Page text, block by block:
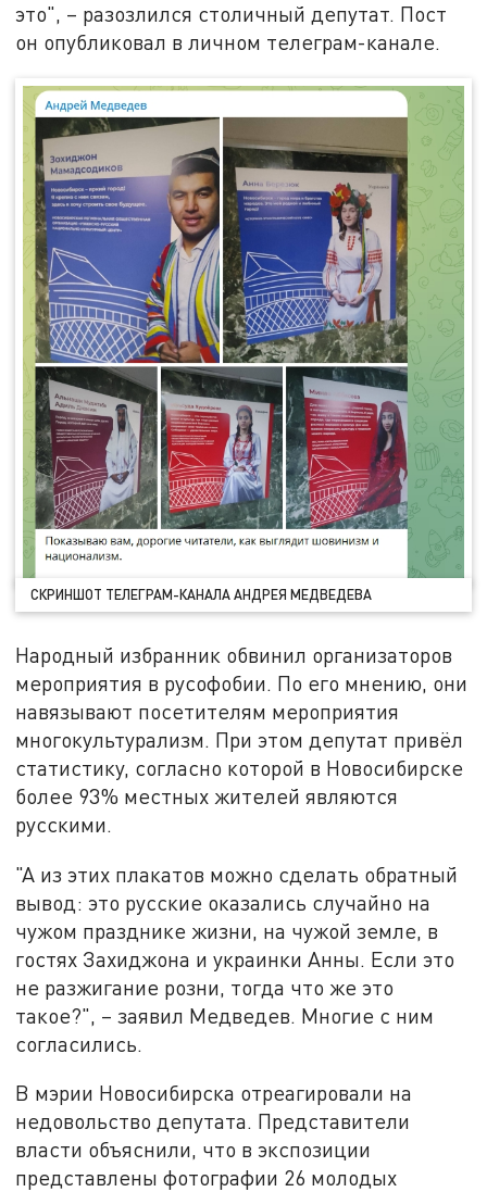
это", – разозлился столичный депутат. Пост
он опубликовал в личном телеграм-канале.
СКРИНШОТ ТЕЛЕГРАМ-КАНАЛА АНДРЕЯ МЕДВЕДЕВА
Народный избранник обвинил организаторов
мероприятия в русофобии. По его мнению, они
навязывают посетителям мероприятия
многокультурализм. При этом депутат привёл
статистику, согласно которой в Новосибирске
более 93% местных жителей являются
русскими.
"А из этих плакатов можно сделать обратный
вывод: это русские оказались случайно на
чужом празднике жизни, на чужой земле, в
гостях Захиджона и украинки Анны. Если это
не разжигание розни, тогда что же это
такое?", – заявил Медведев. Многие с ним
согласились.
В мэрии Новосибирска отреагировали на
недовольство депутата. Представители
власти объяснили, что в экспозиции
представлены фотографии 26 молодых